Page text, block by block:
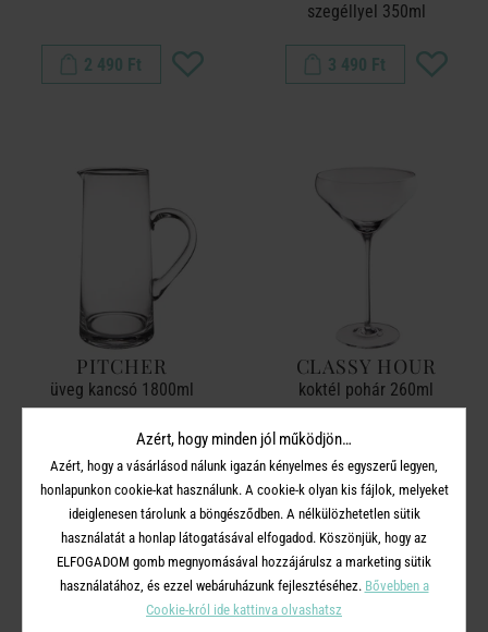
2 490 Ft
szegéllyel 350ml
3 490 Ft
PITCHER
üveg kancsó 1800ml
5 990 Ft
CLASSY HOUR
koktél pohár 260ml
2 490 Ft
Azért, hogy minden jól működjön…
Azért, hogy a vásárlásod nálunk igazán kényelmes és egyszerű legyen,
honlapunkon cookie-kat használunk. A cookie-k olyan kis fájlok, melyeket
ideiglenesen tárolunk a böngésződben. A nélkülözhetetlen sütik
használatát a honlap látogatásával elfogadod. Köszönjük, hogy az
ELFOGADOM gomb megnyomásával hozzájárulsz a marketing sütik
használatához, és ezzel webáruházunk fejlesztéséhez. Bővebben a
Cookie-król ide kattinva olvashatsz